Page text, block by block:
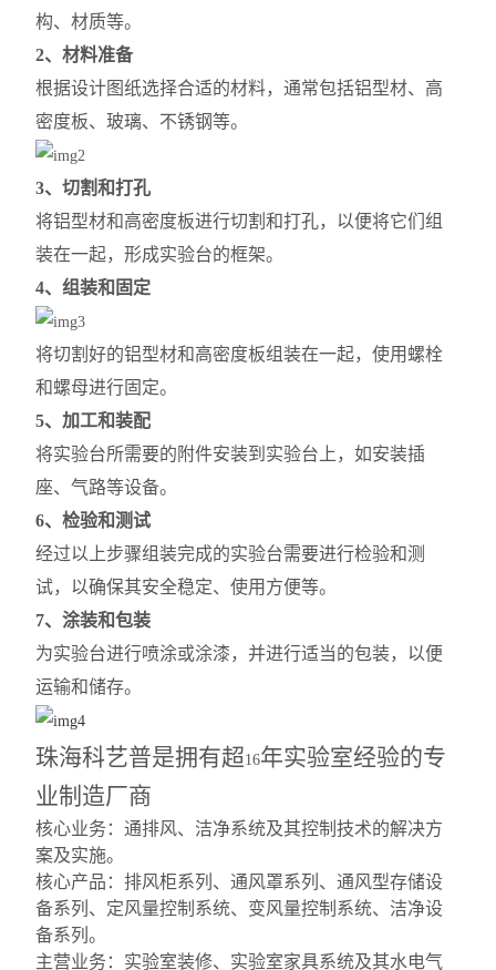
构、材质等。
2、材料准备
根据设计图纸选择合适的材料，通常包括铝型材、高
密度板、玻璃、不锈钢等。
3、切割和打孔
将铝型材和高密度板进行切割和打孔，以便将它们组
装在一起，形成实验台的框架。
4、组装和固定
将切割好的铝型材和高密度板组装在一起，使用螺栓
和螺母进行固定。
5、加工和装配
将实验台所需要的附件安装到实验台上，如安装插
座、气路等设备。
6、检验和测试
经过以上步骤组装完成的实验台需要进行检验和测
试，以确保其安全稳定、使用方便等。
7、涂装和包装
为实验台进行喷涂或涂漆，并进行适当的包装，以便
运输和储存。
珠海科艺普是拥有超16年实验室经验的专
业制造厂商
核心业务：通排风、洁净系统及其控制技术的解决方
案及实施。
核心产品：排风柜系列、通风罩系列、通风型存储设
备系列、定风量控制系统、变风量控制系统、洁净设
备系列。
主营业务：实验室装修、实验室家具系统及其水电气